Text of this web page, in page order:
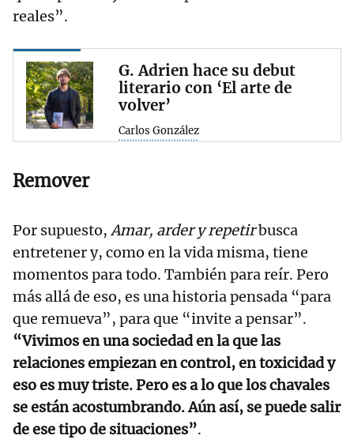
reales”.
G. Adrien hace su debut
literario con ‘El arte de
volver’
Carlos González
Remover
Por supuesto,Amar, arder y repetirbusca
entretener y, como en la vida misma, tiene
momentos para todo. También para reír. Pero
más allá de eso, es una historia pensada “para
que remueva”, para que “invite a pensar”.
“Vivimos en una sociedad en la que las
relaciones empiezan en control, en toxicidad y
eso es muy triste. Pero es a lo que los chavales
se están acostumbrando. Aún así, se puede salir
de ese tipo de situaciones”.